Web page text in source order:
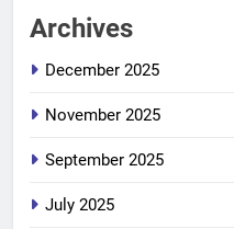
Archives
December 2025
November 2025
September 2025
July 2025